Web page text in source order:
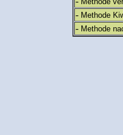
- Methode
- Methode